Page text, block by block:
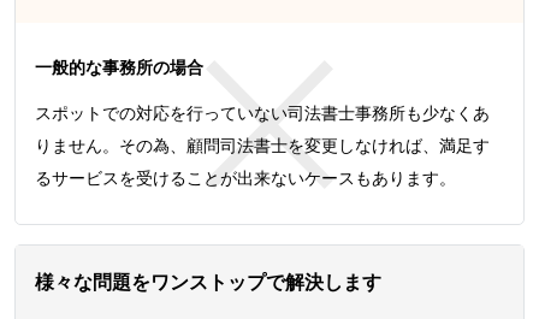
一般的な事務所の場合
スポットでの対応を行っていない司法書士事務所も少なくあ
りません。その為、顧問司法書士を変更しなければ、満足す
るサービスを受けることが出来ないケースもあります。
様々な問題をワンストップで解決します